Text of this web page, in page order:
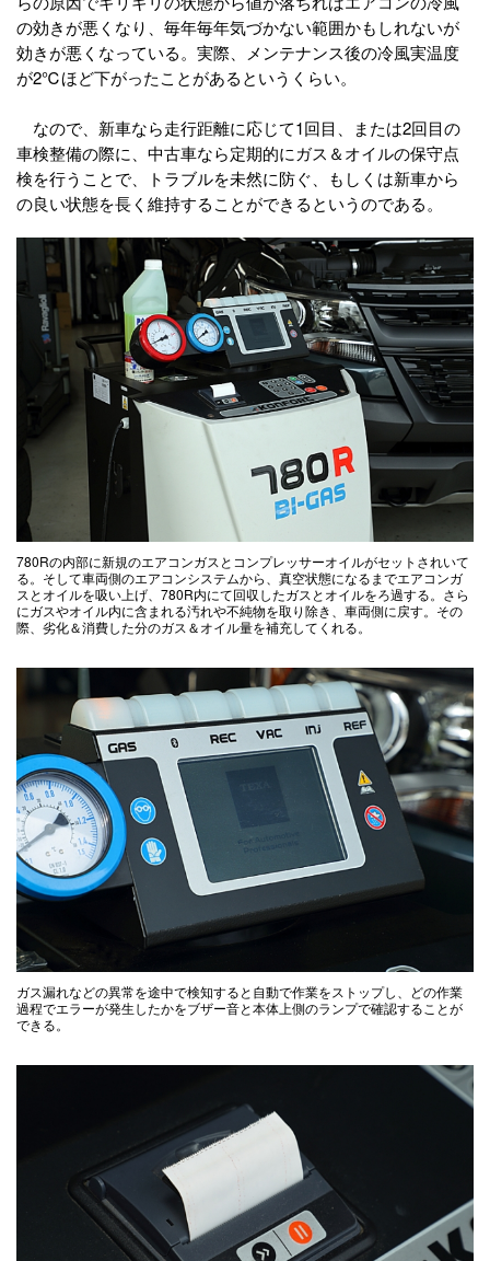
の効きが悪くなり、毎年毎年気づかない範囲かもしれないが
効きが悪くなっている。実際、メンテナンス後の冷風実温度
が2℃ほど下がったことがあるというくらい。
なので、新車なら走行距離に応じて1回目、または2回目の
車検整備の際に、中古車なら定期的にガス＆オイルの保守点
検を行うことで、トラブルを未然に防ぐ、もしくは新車から
の良い状態を長く維持することができるというのである。
780Rの内部に新規のエアコンガスとコンプレッサーオイルがセットされいて
る。そして車両側のエアコンシステムから、真空状態になるまでエアコンガ
スとオイルを吸い上げ、780R内にて回収したガスとオイルをろ過する。さら
にガスやオイル内に含まれる汚れや不純物を取り除き、車両側に戻す。その
際、劣化＆消費した分のガス＆オイル量を補充してくれる。
ガス漏れなどの異常を途中で検知すると自動で作業をストップし、どの作業
過程でエラーが発生したかをブザー音と本体上側のランプで確認することが
できる。